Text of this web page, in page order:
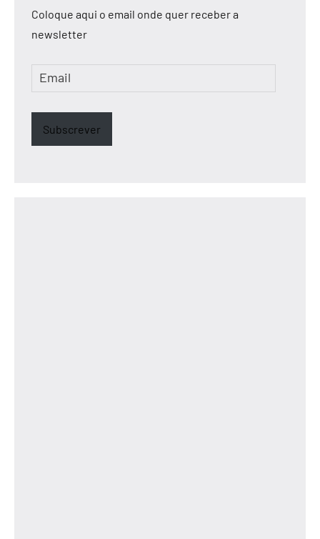
Coloque aqui o email onde quer receber a
newsletter
Email
Subscrever